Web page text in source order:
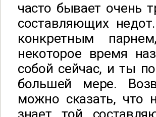
часто бывает очень
составляющих
конкретным
некоторое время
собой сейчас, и ты
большей мере.
можно сказать, что
знает той